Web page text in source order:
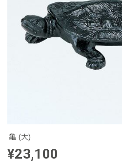
亀 (大)
¥23,100